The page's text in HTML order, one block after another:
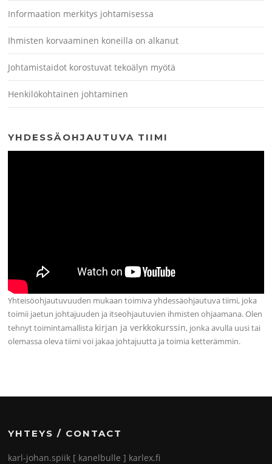
Informaation merkitys johtamisessa
Ihmisten korvaaminen koneilla on alkanut
Johtamistaidot korostuvat tekoälyn myötä
Henkilökohtainen johtaminen
YHDESSÄOHJAUTUVA TIIMI
Yhteisöohjautuvuuden mukaan toimiva yhdessäohjautuva tiimi, joka
toimii jaetun johtajuuden ja itseohjautuvien ihmisten ohjaamana. Olen
tehnyt toimintamallista kirjan ja verkkokurssin, jonka avulla uusi tai
olemassa oleva tiimi voi jakaa johtajuutta ja toimia ketterämmin.
YHTEYS / CONTACT
karl-johan.spiik [ kanelbulle ] karlex.fi